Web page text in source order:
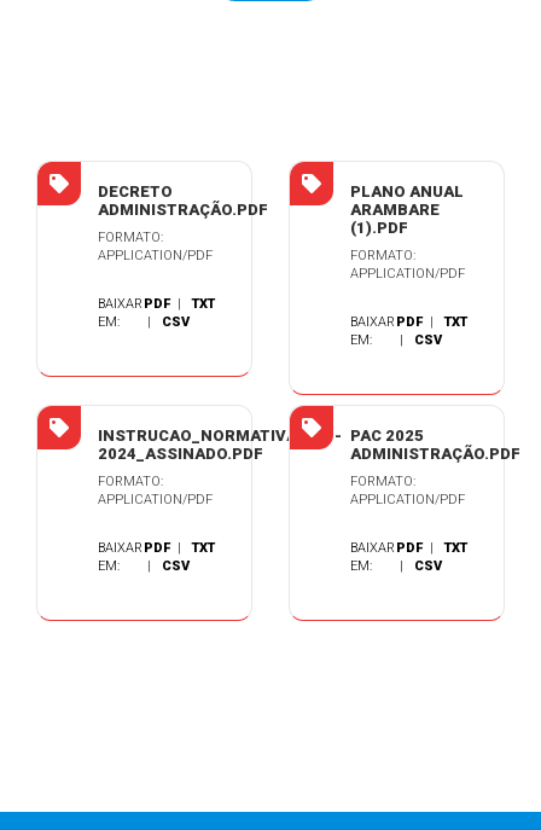
DECRETO
ADMINISTRAÇÃO.PDF
FORMATO:
APPLICATION/PDF
BAIXAR
EM:
PDF |TXT
| CSV
PLANO ANUAL
ARAMBARE
(1).PDF
FORMATO:
APPLICATION/PDF
BAIXAR
EM:
PDF |TXT
| CSV
INSTRUCAO_NORMATIVA_001-
2024_ASSINADO.PDF
FORMATO:
APPLICATION/PDF
BAIXAR
EM:
PDF |TXT
| CSV
PAC 2025
ADMINISTRAÇÃO.PDF
FORMATO:
APPLICATION/PDF
BAIXAR
EM:
PDF |TXT
| CSV